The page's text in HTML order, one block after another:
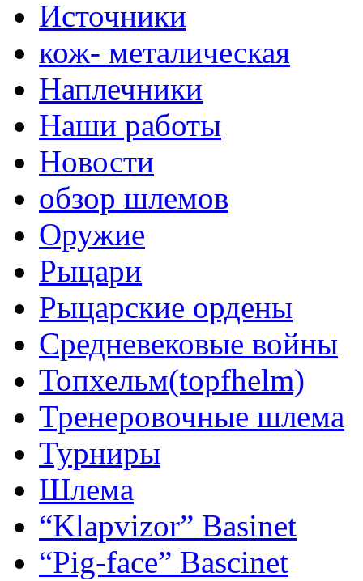
Источники
кож- металическая
Наплечники
Наши работы
Новости
обзор шлемов
Оружие
Рыцари
Рыцарские ордены
Средневековые войны
Топхельм(topfhelm)
Тренеровочные шлема
Турниры
Шлема
“Klapvizor” Basinet
“Pig-face” Bascinet